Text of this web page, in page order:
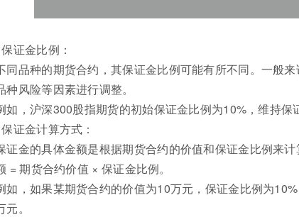
证金比例：
同品种的期货合约，其保证金比例可能有所不同。一般来
种风险等因素进行调整。
如，沪深300股指期货的初始保证金比例为10%，维持保
证金计算方式：
证金的具体金额是根据期货合约的价值和保证金比例来
= 期货合约价值 × 保证金比例。
如，如果某期货合约的价值为10万元，保证金比例为
元。